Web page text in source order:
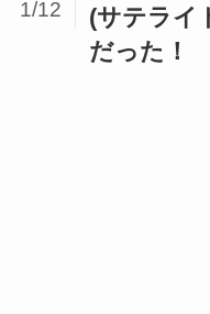
(サテライ
だった！
1/12